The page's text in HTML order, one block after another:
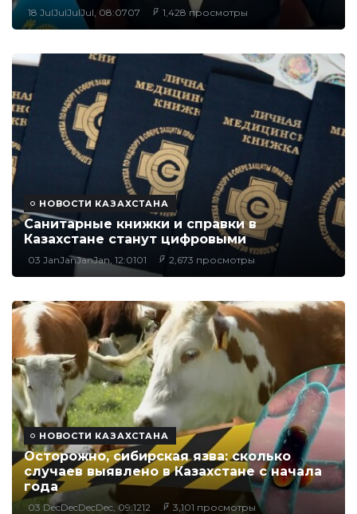
18 JulJulJulJul, 08:0707 1,428 просмотры
НОВОСТИ КАЗАХСТАНА
Санитарные книжки и справки в
Казахстане станут цифровыми
03 JanJanJanJan, 12:0101 2,673 просмотры
НОВОСТИ КАЗАХСТАНА
Осторожно, сибирская язва: сколько
случаев выявлено в Казахстане с начала
года
03 DecDecDecDec, 09:1212 3,101 просмотры